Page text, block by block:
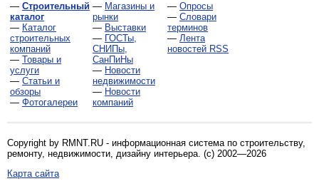
— Строительный
каталог
— Каталог
строительных
компаний
— Товары и
услуги
— Статьи и
обзоры
— Фотогалереи
— Магазины и
рынки
— Выставки
— ГОСТы,
СНИПы,
СанПиНы
— Новости
недвижимости
— Новости
компаний
— Опросы
— Словари
терминов
— Лента
новостей RSS
Copyright by RMNT.RU - информационная система по строительству,
ремонту, недвижимости, дизайну интерьера. (c) 2002—2026
Карта сайта